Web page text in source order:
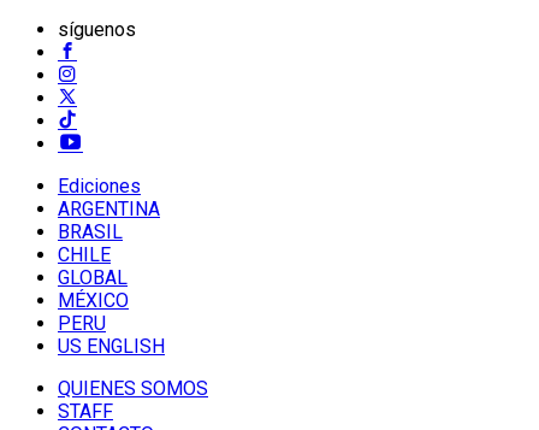
síguenos
Ediciones
ARGENTINA
BRASIL
CHILE
GLOBAL
MÉXICO
PERU
US ENGLISH
QUIENES SOMOS
STAFF